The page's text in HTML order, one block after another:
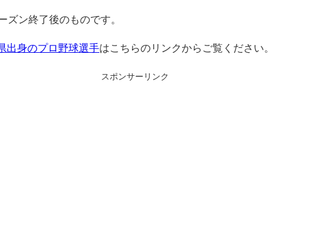
ズン終了後のものです。
出身のプロ野球選手はこちらのリンクからご覧ください。
スポンサーリンク